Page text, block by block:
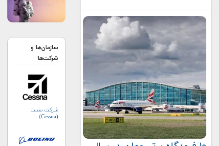
سازمان‌ها و
شرکت‌ها
شرکت سسنا
(Cessna)